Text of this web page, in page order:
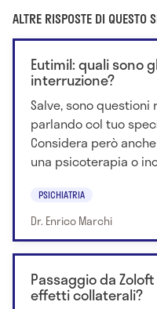
ALTRE RISPOSTE DI QUESTO
Eutimil: quali sono
interruzione?
Salve, sono
parlando col tuo
Considera però
una psicoterapia o
PSICHIATRIA
Dr. Enrico Marchi
Passaggio da
effetti collaterali?